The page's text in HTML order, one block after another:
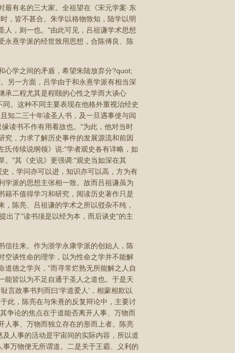
最有名的三大家。全祖望在《宋元学案·东
，皆不甚合。朱学以格物致知，陆学以明
人，则一也。"由此可见，吕祖谦学术思想
永熹学派的经世致用思想，合陈傅良、陈
心学之间的矛盾，希望朱陆放弃分?quot;
另一方面，吕学由于和永熹学派有相当深
承二程尤其是程颐的心性之学而大谈心
。这种不同主要表现在他格外重视治经史
知二三十年读圣人书，及一旦遇事使与闾
读书不作有用看故也。"为此，他对当时
究，力求了解历史事件的发展源流和前因
氏传续说纲领》说:"学者观史各有详略，如
。"其《史说》更强调:"观史当如深在其
，学问亦可以进，知识亦可以高，方为有
学派的思想主张相一致。故而吕祖谦虽为
籍不值得学习和研究，阅读历史著作只是
陈亮、吕祖谦的学术之所以驳杂不纯，
出了"读书须是以经为本，而后谈史"的主
信往来。作为浙学永康学派的创始人，陈
空谈性命的理学，以为性命之学并不能解
道德之学兴，"而寻常烂熟无所能解之人自
能皆以为不足自通于圣人之道也。于是天
言政事书判而曰‘学道爱人’，相蒙相欺以
此，陈亮在与朱熹的反复辩论中，主要讨
争论的焦点在于道能否离开人事、万物而
人事、万物而独立存在的形而上者。陈亮
人事的活动是宇宙间的实际内容，所以道
万物便无所谓道。二是关于王霸、义利的